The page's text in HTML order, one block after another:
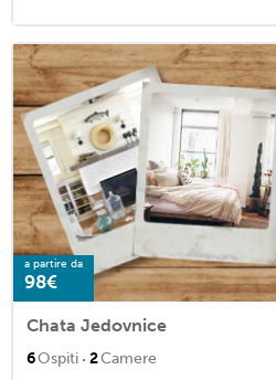
a partire da
98€
Chata Jedovnice
6Ospiti · 2Camere